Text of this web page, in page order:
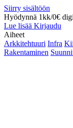
Siirry sisältöön
Hyödynnä 1kk/0€
Lue lisää Kirjaudu
Aiheet
Arkkitehtuuri Infra
Rakentaminen